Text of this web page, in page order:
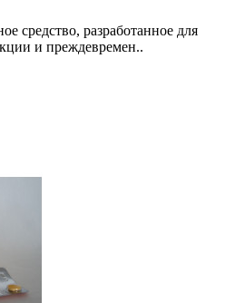
средство, разработанное для
и преждевремен..